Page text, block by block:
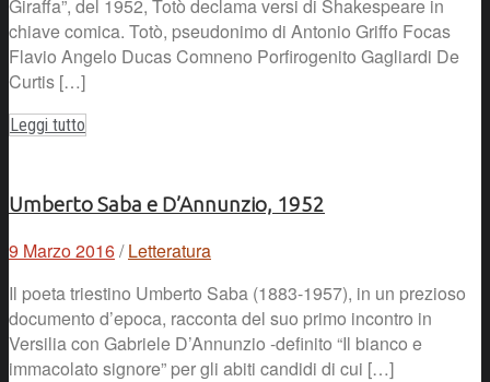
Giraffa”, del 1952, Totò declama versi di Shakespeare in
chiave comica. Totò, pseudonimo di Antonio Griffo Focas
Flavio Angelo Ducas Comneno Porfirogenito Gagliardi De
Curtis […]
Leggi tutto
Umberto Saba e D’Annunzio, 1952
9 Marzo 2016/ Letteratura
Il poeta triestino Umberto Saba (1883-1957), in un prezioso
documento d’epoca, racconta del suo primo incontro in
Versilia con Gabriele D’Annunzio -definito “Il bianco e
immacolato signore” per gli abiti candidi di cui […]